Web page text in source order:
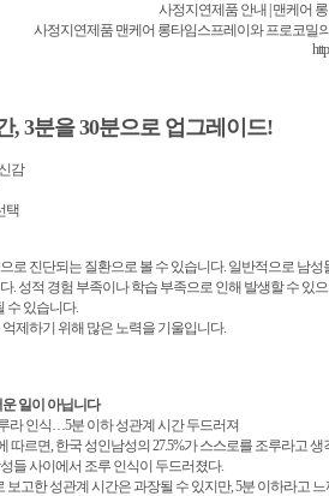
사정지연제품 안내 | 맨케어
사정지연제품 맨케어 롱타임스프레이와 프로코밀
, 3분을 30분으로 업그레이드!
감
택
로 진단되는 질환으로 볼 수 있습니다. 일반적으로 남
. 성적 경험 부족이나 학습 부족으로 인해 발생할 수 있
수 있습니다.
제하기 위해 많은 노력을 기울입니다.
일이 아닙니다
라 인식…5분 이하 성관계 시간 두드러져
따르면, 한국 성인남성의 27.5%가 스스로를 조루라고
들 사이에서 조루 인식이 두드러졌다.
보고한 성관계 시간은 과장될 수 있지만, 5분 이하라고